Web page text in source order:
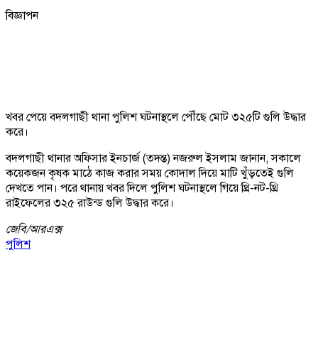
বিজ্ঞাপন
খবর পেয়ে বদলগাছী থানা পুলিশ ঘটনাস্থলে পৌঁছে মোট ৩২৫টি গুলি উদ্ধার
করে।
বদলগাছী থানার অফিসার ইনচার্জ (তদন্ত) নজরুল ইসলাম জানান, সকালে
কয়েকজন কৃষক মাঠে কাজ করার সময় কোদাল দিয়ে মাটি খুঁড়তেই গুলি
দেখতে পান। পরে থানায় খবর দিলে পুলিশ ঘটনাস্থলে গিয়ে থ্রি-নট-থ্রি
রাইফেলের ৩২৫ রাউন্ড গুলি উদ্ধার করে।
জেবি/আরএক্স
পুলিশ